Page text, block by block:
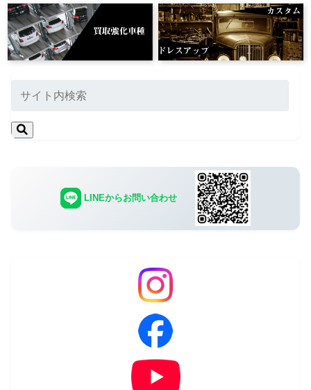
LINEからお問い合わせ